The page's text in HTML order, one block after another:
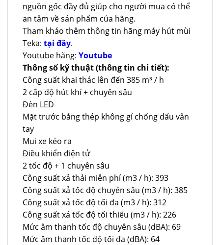
nguồn gốc đầy đủ giúp cho người mua có thể
an tâm về sản phẩm của hãng.
Tham khảo thêm thông tin hãng máy hút mùi
Teka: tại đây.
Youtube hãng: Youtube
Thông số kỹ thuật (thông tin chi tiết):
Công suất khai thác lên đến 385 m³ / h
2 cấp độ hút khí + chuyên sâu
Đèn LED
Mặt trước bằng thép không gỉ chống dấu vân
tay
Mui xe kéo ra
Điều khiển điện tử
2 tốc độ + 1 chuyên sâu
Công suất xả thải miễn phí (m3 / h): 393
Công suất xả tốc độ chuyên sâu (m3 / h): 385
Công suất xả tốc độ tối đa (m3 / h): 312
Công suất xả tốc độ tối thiểu (m3 / h): 226
Mức âm thanh tốc độ chuyên sâu (dBA): 69
Mức âm thanh tốc độ tối đa (dBA): 64